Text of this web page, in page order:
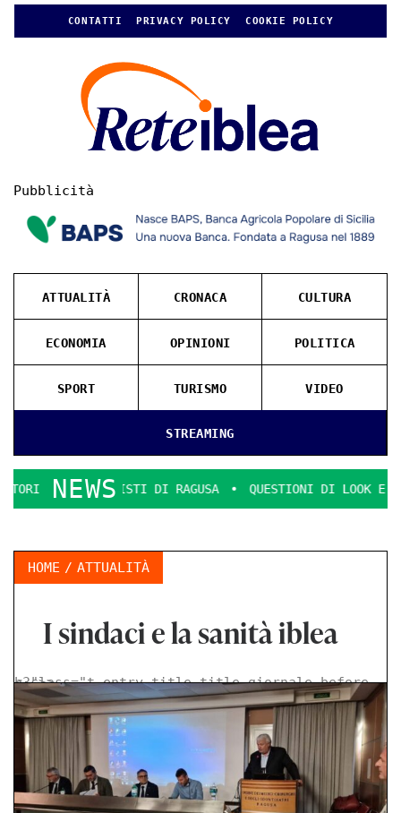
CONTATTI PRIVACY POLICY COOKIE POLICY
Pubblicità
STREAMING
ATTUALITÀ CRONACA CULTURA
ECONOMIA OPINIONI POLITICA
SPORT TURISMO VIDEO
NEWS
DI RAGUSA QUESTIONI DI LOOK E DECENZA.
HOME ATTUALITÀ
I sindaci e la sanità iblea
< class="t-entry-title title-giornale-before h3">>